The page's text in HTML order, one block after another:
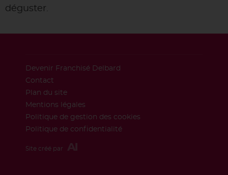
déguster.
Devenir Franchisé Delbard
Contact
Plan du site
Mentions légales
Politique de gestion des cookies
Politique de confidentialité
Site créé par